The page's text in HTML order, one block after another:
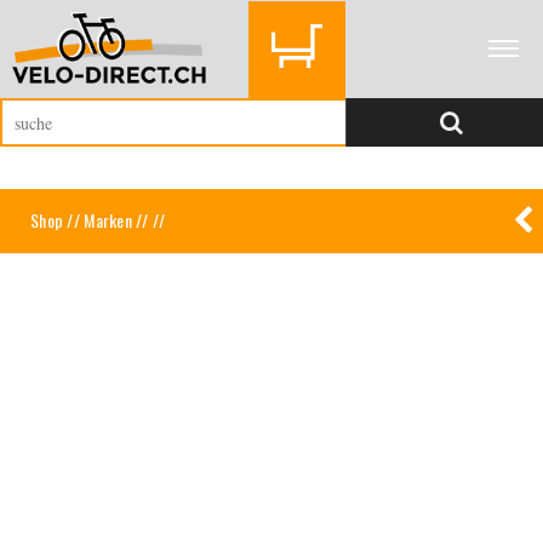
Shop//Marken////